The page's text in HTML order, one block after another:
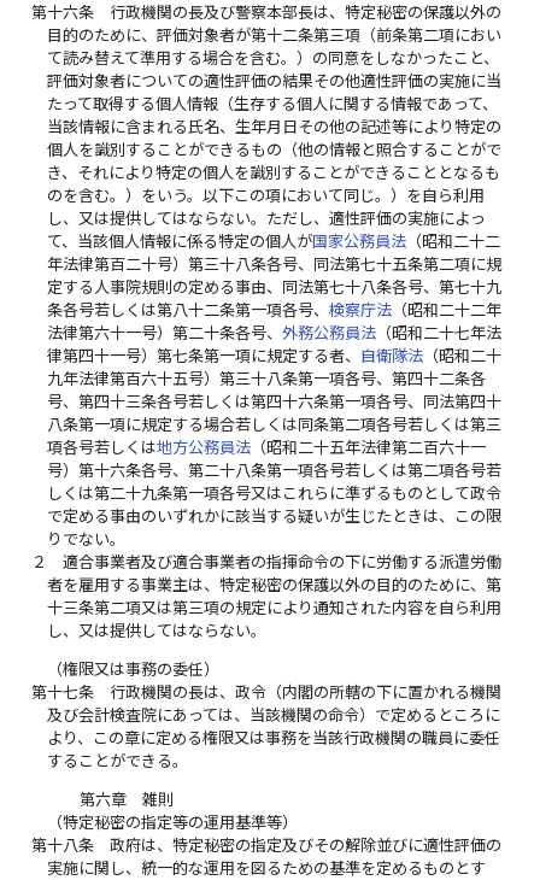
第十六条
行政機関の長及び警察本部長は、特定秘密の保護以外の
目的のために、評価対象者が第十二条第三項（前条第二項におい
て読み替えて準用する場合を含む。）の同意をしなかったこと、
評価対象者についての適性評価の結果その他適性評価の実施に当
たって取得する個人情報（生存する個人に関する情報であって、
当該情報に含まれる氏名、生年月日その他の記述等により特定の
個人を識別することができるもの（他の情報と照合することがで
き、それにより特定の個人を識別することができることとなるも
のを含む。）をいう。以下この項において同じ。）を自ら利用
し、又は提供してはならない。ただし、適性評価の実施によっ
て、当該個人情報に係る特定の個人が国家公務員法 （昭和二十二
年法律第百二十号）第三十八条各号、同法第七十五条第二項に規
定する人事院規則の定める事由、同法第七十八条各号、第七十九
条各号若しくは第八十二条第一項各号、検察庁法 （昭和二十二年
法律第六十一号）第二十条各号、外務公務員法 （昭和二十七年法
律第四十一号）第七条第一項に規定する者、 自衛隊法 （昭和二十
九年法律第百六十五号）第三十八条第一項各号、第四十二条各
号、第四十三条各号若しくは第四十六条第一項各号、同法第四十
八条第一項に規定する場合若しくは同条第二項各号若しくは第三
項各号若しくは地方公務員法 （昭和二十五年法律第二百六十一
号）第十六条各号、第二十八条第一項各号若しくは第二項各号若
しくは第二十九条第一項各号又はこれらに準ずるものとして政令
で定める事由のいずれかに該当する疑いが生じたときは、この限
りでない。
２
適合事業者及び適合事業者の指揮命令の下に労働する派遣労働
者を雇用する事業主は、特定秘密の保護以外の目的のために、第
十三条第二項又は第三項の規定により通知された内容を自ら利用
し、又は提供してはならない。
（権限又は事務の委任）
第十七条
行政機関の長は、政令（内閣の所轄の下に置かれる機関
及び会計検査院にあっては、当該機関の命令）で定めるところに
より、この章に定める権限又は事務を当該行政機関の職員に委任
することができる。
第六章 雑則
（特定秘密の指定等の運用基準等）
第十八条
政府は、特定秘密の指定及びその解除並びに適性評価の
実施に関し、統一的な運用を図るための基準を定めるものとす